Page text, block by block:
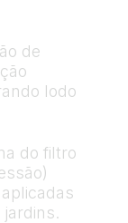
de
lodo
do filtro